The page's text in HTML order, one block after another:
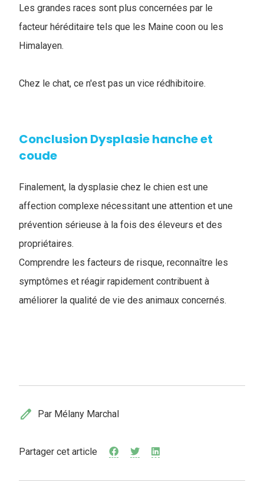
Les grandes races sont plus concernées par le
facteur héréditaire tels que les Maine coon ou les
Himalayen.
Chez le chat, ce n'est pas un vice rédhibitoire.
Conclusion Dysplasie hanche et
coude
Finalement, la dysplasie chez le chien est une
affection complexe nécessitant une attention et une
prévention sérieuse à la fois des éleveurs et des
propriétaires.
Comprendre les facteurs de risque, reconnaître les
symptômes et réagir rapidement contribuent à
améliorer la qualité de vie des animaux concernés.
edit Par Mélany Marchal
Partager cet article